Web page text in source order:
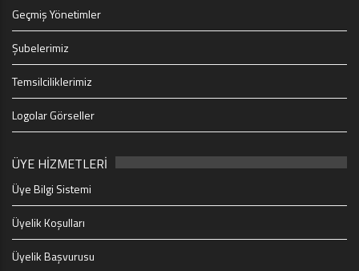
Geçmiş Yönetimler
Şubelerimiz
Temsilciliklerimiz
Logolar Görseller
ÜYE HİZMETLERİ
Üye Bilgi Sistemi
Üyelik Koşulları
Üyelik Başvurusu